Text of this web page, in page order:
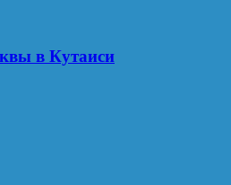
в Кутаиси